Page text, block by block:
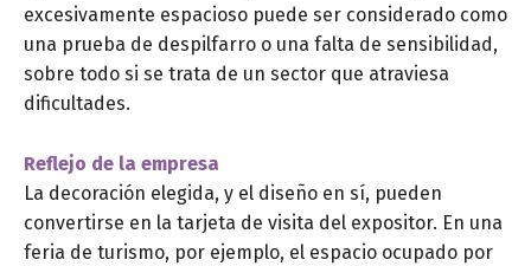
excesivamente espacioso puede ser considerado como
una prueba de despilfarro o una falta de sensibilidad,
sobre todo si se trata de un sector que atraviesa
dificultades.
Reflejo de la empresa
La decoración elegida, y el diseño en sí, pueden
convertirse en la tarjeta de visita del expositor. En una
feria de turismo, por ejemplo, el espacio ocupado por